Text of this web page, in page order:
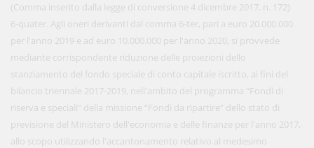
(Comma inserito dalla legge di conversione 4 dicembre 2017, n. 172)
6-quater. Agli oneri derivanti dal comma 6-ter, pari a euro 20.000.000
per l'anno 2019 e ad euro 10.000.000 per l'anno 2020, si provvede
mediante corrispondente riduzione delle proiezioni dello
stanziamento del fondo speciale di conto capitale iscritto, ai fini del
bilancio triennale 2017-2019, nell'ambito del programma “Fondi di
riserva e speciali” della missione “Fondi da ripartire” dello stato di
previsione del Ministero dell'economia e delle finanze per l'anno 2017,
allo scopo utilizzando l'accantonamento relativo al medesimo